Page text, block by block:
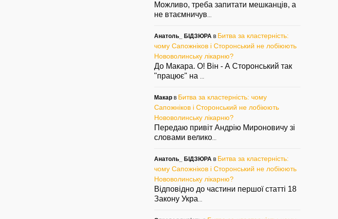
Можливо, треба запитати мешканців, а
не втаємничув
Анатоль_ БІДЗЮРА в Битва за кластерність:
чому Сапожніков і Сторонський не лобіюють
Нововолинську лікарню?
До Макара. О! Він - А Сторонський так
"працює" на
Макар в Битва за кластерність: чому
Сапожніков і Сторонський не лобіюють
Нововолинську лікарню?
Передаю привіт Андрію Мироновичу зі
словами велико
Анатоль_ БІДЗЮРА в Битва за кластерність:
чому Сапожніков і Сторонський не лобіюють
Нововолинську лікарню?
Відповідно до частини першої статті 18
Закону Укра